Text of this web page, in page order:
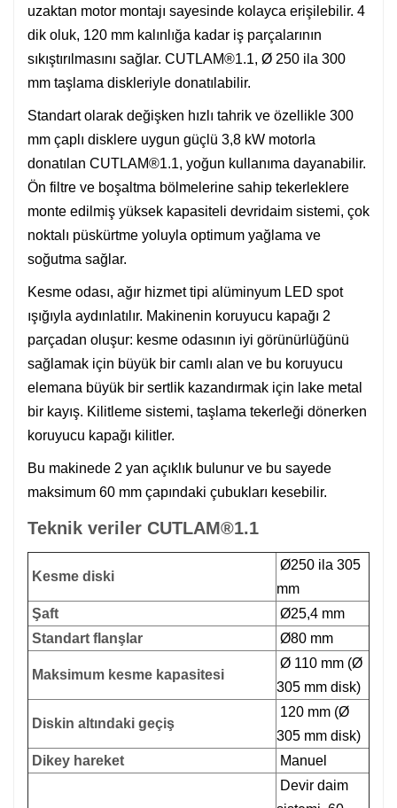
uzaktan motor montajı sayesinde kolayca erişilebilir. 4
dik oluk, 120 mm kalınlığa kadar iş parçalarının
sıkıştırılmasını sağlar. CUTLAM®1.1, Ø 250 ila 300
mm taşlama diskleriyle donatılabilir.
Standart olarak değişken hızlı tahrik ve özellikle 300
mm çaplı disklere uygun güçlü 3,8 kW motorla
donatılan CUTLAM®1.1, yoğun kullanıma dayanabilir.
Ön filtre ve boşaltma bölmelerine sahip tekerleklere
monte edilmiş yüksek kapasiteli devridaim sistemi, çok
noktalı püskürtme yoluyla optimum yağlama ve
soğutma sağlar.
Kesme odası, ağır hizmet tipi alüminyum LED spot
ışığıyla aydınlatılır. Makinenin koruyucu kapağı 2
parçadan oluşur: kesme odasının iyi görünürlüğünü
sağlamak için büyük bir camlı alan ve bu koruyucu
elemana büyük bir sertlik kazandırmak için lake metal
bir kayış. Kilitleme sistemi, taşlama tekerleği dönerken
koruyucu kapağı kilitler.
Bu makinede 2 yan açıklık bulunur ve bu sayede
maksimum 60 mm çapındaki çubukları kesebilir.
Teknik veriler CUTLAM®1.1
Kesme diski
Ø250 ila 305
mm
Şaft
Ø25,4 mm
Standart flanşlar
Ø80 mm
Maksimum kesme kapasitesi
Ø 110 mm (Ø
305 mm disk)
Diskin altındaki geçiş
120 mm (Ø
305 mm disk)
Dikey hareket
Manuel
Devir daim